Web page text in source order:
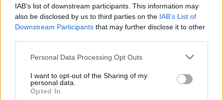
IAB’s list of downstream participants. This information may
also be disclosed by us to third parties on the IAB’s List of
Downstream Participants that may further disclose it to other
Please note that this website/app uses one or more Google
not limited to your visit or usage behaviour. You may click to
grant or deny consent to Google and its third-party tags to
use your data for below specified purposes in below Google
Personal Data Processing Opt Outs
I want to opt-out of the Sharing of my
personal data.
Opted In